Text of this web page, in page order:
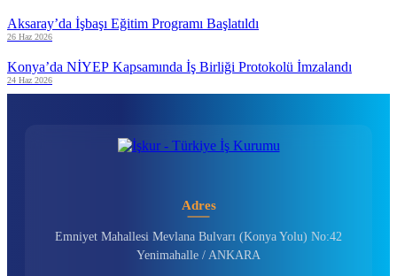
Aksaray’da İşbaşı Eğitim Programı Başlatıldı
26 Haz 2026
Konya’da NİYEP Kapsamında İş Birliği Protokolü İmzalandı
24 Haz 2026
Adres
Emniyet Mahallesi Mevlana Bulvarı (Konya Yolu) No:42
Yenimahalle / ANKARA